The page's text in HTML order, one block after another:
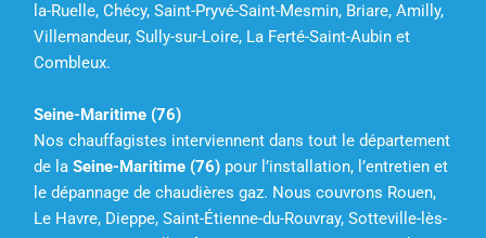
la-Ruelle, Chécy, Saint-Pryvé-Saint-Mesmin, Briare, Amilly,
Villemandeur, Sully-sur-Loire, La Ferté-Saint-Aubin et
Combleux.
Seine-Maritime (76)
Nos chauffagistes interviennent dans tout le département
de la Seine-Maritime (76) pour l’installation, l’entretien et
le dépannage de chaudières gaz. Nous couvrons Rouen,
Le Havre, Dieppe, Saint-Étienne-du-Rouvray, Sotteville-lès-